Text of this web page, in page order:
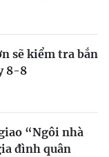
sẽ kiểm tra bắn
8-8
“Ngôi nhà
đình quân